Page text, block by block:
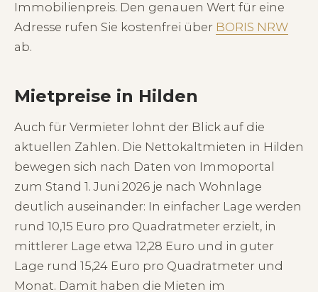
Immobilienpreis. Den genauen Wert für eine
Adresse rufen Sie kostenfrei über BORIS NRW
ab.
Mietpreise in Hilden
Auch für Vermieter lohnt der Blick auf die
aktuellen Zahlen. Die Nettokaltmieten in Hilden
bewegen sich nach Daten von Immoportal
zum Stand 1. Juni 2026 je nach Wohnlage
deutlich auseinander: In einfacher Lage werden
rund 10,15 Euro pro Quadratmeter erzielt, in
mittlerer Lage etwa 12,28 Euro und in guter
Lage rund 15,24 Euro pro Quadratmeter und
Monat. Damit haben die Mieten im